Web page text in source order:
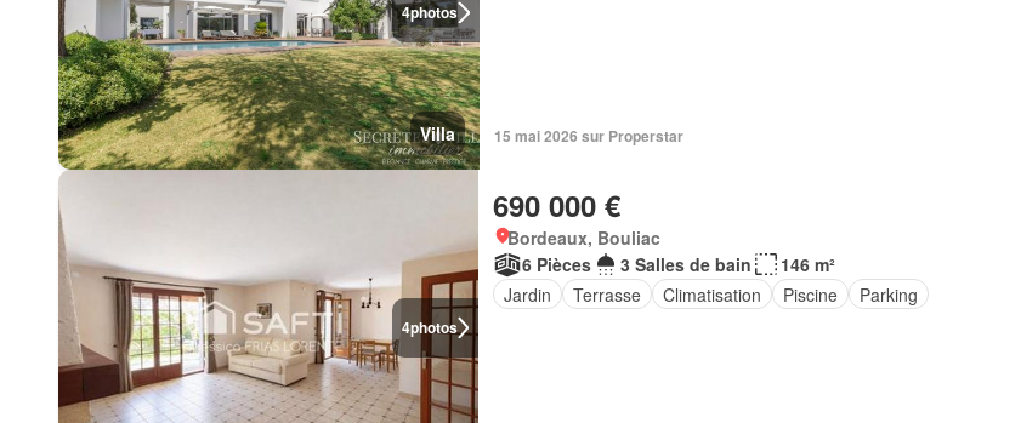
4photos
Villa 15 mai 2026 sur Properstar
4photos
690 000 €
Bordeaux, Bouliac
6 Pièces
3 Salles de bain
146 m²
Jardin
Terrasse Climatisation Piscine Parking